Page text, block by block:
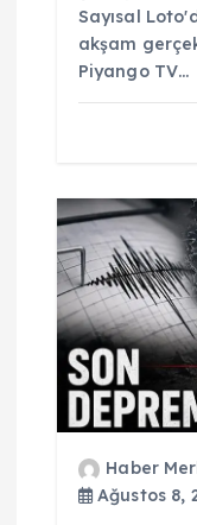
Sayısal
akşam
Piyango TV…
Haber
Ağustos 8,